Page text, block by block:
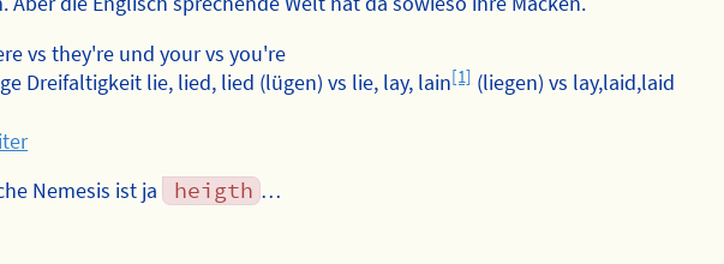
vs they're und your vs you're
Dreifaltigkeit lie, lied, lied (lügen) vs lie, lay, lain[1](liegen) vs lay,laid,laid
Nemesis ist ja
heigth …